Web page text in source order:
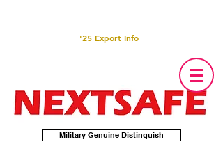
'25 Export Info
Military Genuine Distinguish